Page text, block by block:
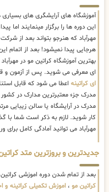
آموزشگاه های آرایشگری های بسیاری
این دوره ها را برگزار مینمایند اما
مهرآباد که هنرجو بتواند بعد از
هرجایی پیدا نمیشود! بعد از اتمام
بهترین آموزشگاه کراتین مو در
ای معرفی می شوید. پس از آزمون و
ای کراتینه اعطا می شود که قابل
مدرک جزء معتبرترین مدارک در
مدرک در آرایشگاه یا سالن زیبایی
کار شوید. لازم به ذکر است شما با
مهرآباد می توانید آمادگی کامل برای
جدیدترین و بروزترین متد
بعد از تمام شدن دوره اموزشی
کراتین مو ، اموزش تکمیلی کراتینه و